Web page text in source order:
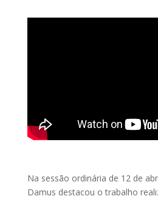
Na sessão ordinária de 12 de
Damus destacou o trabalho